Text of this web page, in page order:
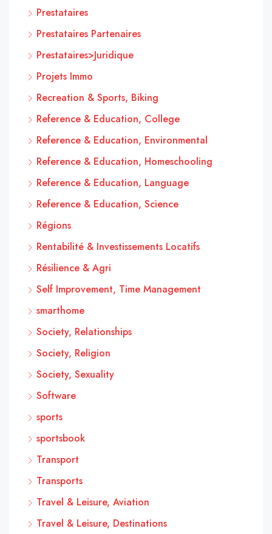
Prestataires
Prestataires Partenaires
Prestataires>Juridique
Projets Immo
Recreation & Sports, Biking
Reference & Education, College
Reference & Education, Environmental
Reference & Education, Homeschooling
Reference & Education, Language
Reference & Education, Science
Régions
Rentabilité & Investissements Locatifs
Résilience & Agri
Self Improvement, Time Management
smarthome
Society, Relationships
Society, Religion
Society, Sexuality
Software
sports
sportsbook
Transport
Transports
Travel & Leisure, Aviation
Travel & Leisure, Destinations